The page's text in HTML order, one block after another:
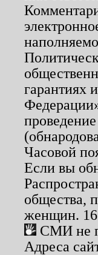
гарантиях
Часовой
Если вы
общества,
женщин.
СМИ не
Адреса